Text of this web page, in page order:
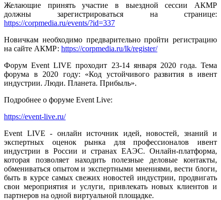
Желающие принять участие в выездной сессии АКМР
должны зарегистрироваться на странице:
https://corpmedia.ru/events/?id=337
Новичкам необходимо предварительно пройти регистрацию
на сайте АКМР: https://corpmedia.ru/lk/register/
Форум Event LIVE проходит 23-14 января 2020 года. Тема
форума в 2020 году: «Код устойчивого развития в ивент
индустрии. Люди. Планета. Прибыль».
Подробнее о форуме Event Live:
https://event-live.ru/
Event LIVE - онлайн источник идей, новостей, знаний и
экспертных оценок рынка для профессионалов ивент
индустрии в России и странах ЕАЭС. Онлайн-платформа,
которая позволяет находить полезные деловые контакты,
обмениваться опытом и экспертными мнениями, вести блоги,
быть в курсе самых свежих новостей индустрии, продвигать
свои мероприятия и услуги, привлекать новых клиентов и
партнеров на одной виртуальной площадке.